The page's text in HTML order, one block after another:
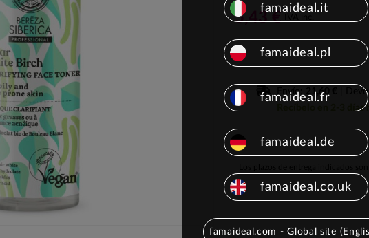
5,43 €
Envío: 21,60 € |
Recíbelo en 2-3
Los plazos de entrega indicados
famaideal.it
famaideal.pl
famaideal.fr
famaideal.de
famaideal.co.uk
famaideal.com - Global site